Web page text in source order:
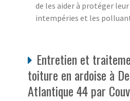
de les aider à protéger
intempéries et les
Entretien et
toiture en ardoise à
Atlantique 44 par